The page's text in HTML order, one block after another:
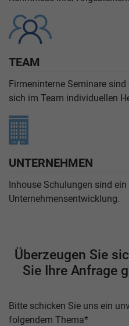
TEAM
Firmeninterne Seminare
sich im Team individuellen
UNTERNEHMEN
Inhouse Schulungen sind
Unternehmensentwicklung.
Überzeugen Sie
Sie Ihre Anfrage
Bitte schicken Sie uns ein
folgendem Thema*